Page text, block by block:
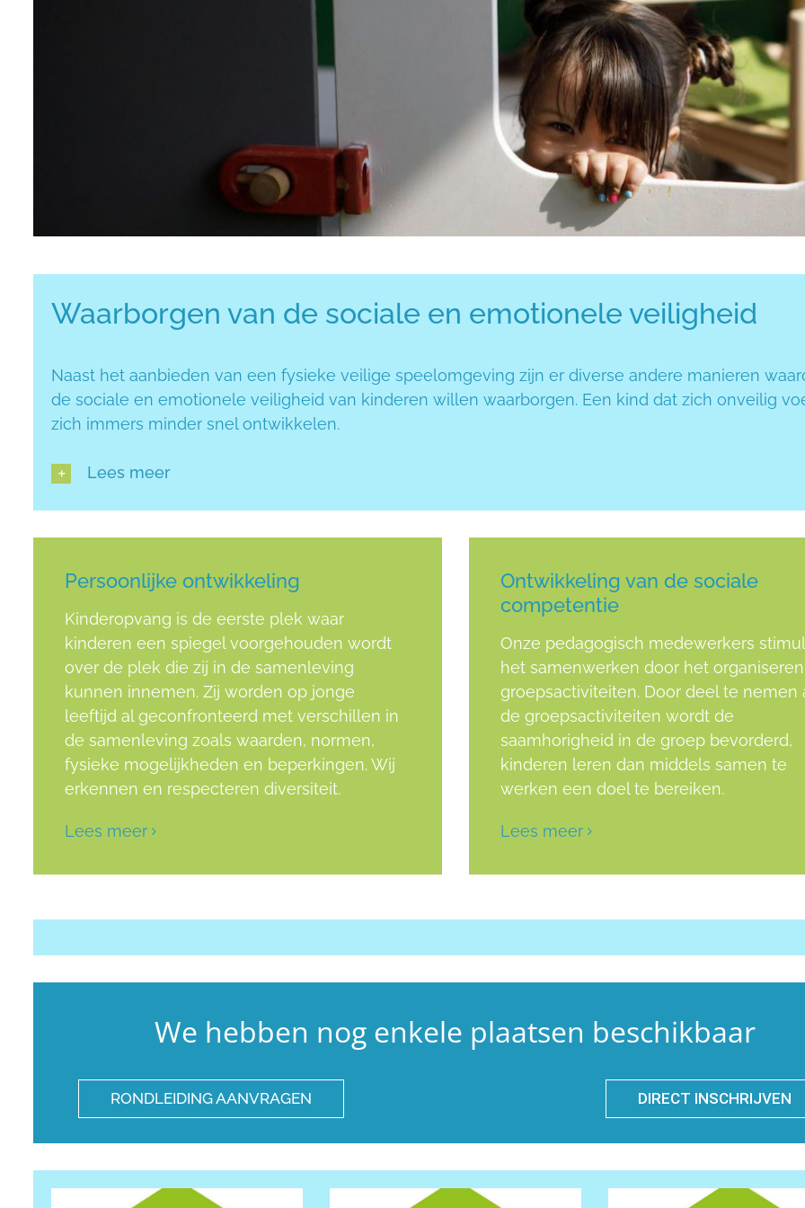
Sociaal emotionele veiligheid
Waarborgen van de sociale en emotionele veiligheid
Naast het aanbieden van een fysieke veilige speelomgeving zijn er diverse andere manieren
de sociale en emotionele veiligheid van kinderen willen waarborgen. Een kind dat zich onveilig
zich immers minder snel ontwikkelen.
Lees meer
Persoonlijke ontwikkeling
Kinderopvang is de eerste plek waar
kinderen een spiegel voorgehouden wordt
over de plek die zij in de samenleving
kunnen innemen. Zij worden op jonge
leeftijd al geconfronteerd met verschillen in
de samenleving zoals waarden, normen,
fysieke mogelijkheden en beperkingen. Wij
erkennen en respecteren diversiteit.
Lees meer
Ontwikkeling van de sociale
competentie
Onze pedagogisch medewerkers
het samenwerken door het
groepsactiviteiten. Door deel te nemen
de groepsactiviteiten wordt de
saamhorigheid in de groep bevorderd,
kinderen leren dan middels samen te
werken een doel te bereiken.
Lees meer
We hebben nog enkele plaatsen beschikbaar
RONDLEIDING AANVRAGEN DIRECT INSCHRIJVEN